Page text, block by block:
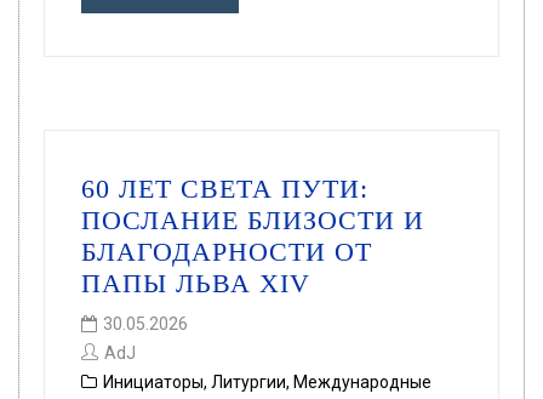
60 ЛЕТ СВЕТА ПУТИ:
ПОСЛАНИЕ БЛИЗОСТИ И
БЛАГОДАРНОСТИ ОТ
ПАПЫ ЛЬВА XIV
30.05.2026
AdJ
Инициаторы, Литургии, Международные